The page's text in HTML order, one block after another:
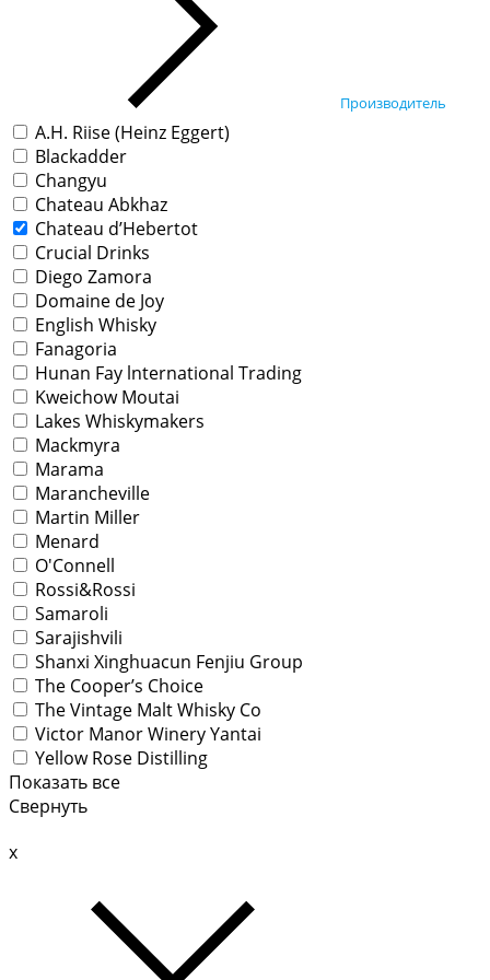
Производитель
A.H. Riise (Heinz Eggert)
Blackadder
Changyu
Chateau Abkhaz
Chateau d’Hebertot
Crucial Drinks
Diego Zamora
Domaine de Joy
English Whisky
Fanagoria
Hunan Fay lnternational Trading
Kweichow Moutai
Lakes Whiskymakers
Mackmyra
Marama
Marancheville
Martin Miller
Menard
O'Connell
Rossi&Rossi
Samaroli
Sarajishvili
Shanxi Xinghuacun Fenjiu Group
The Cooper’s Choice
The Vintage Malt Whisky Co
Victor Manor Winery Yantai
Yellow Rose Distilling
Показать все
Свернуть
x